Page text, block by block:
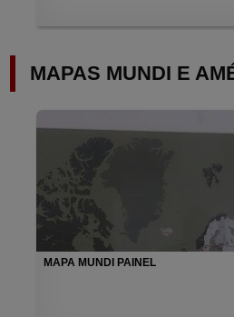
MAPAS MUNDI E
MAPA MUNDI PAINEL